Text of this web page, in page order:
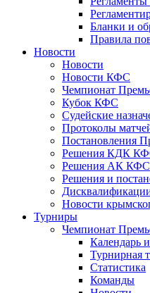
Бланки и
Правила
Новости
Новости
Новости КФС
Чемпионат
Кубок КФС
Судейские
Протоколы
Постановления
Решения КДК
Решения АК КФС
Решения и
Новости
Турниры
Чемпионат
Календарь
Турнирная
Статистика
Команды